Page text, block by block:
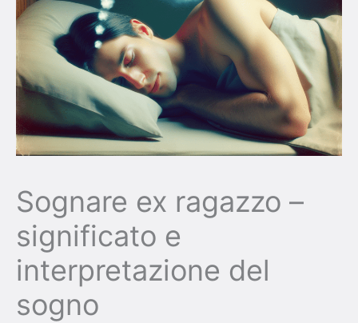
Sognare ex ragazzo –
significato e
interpretazione del
sogno